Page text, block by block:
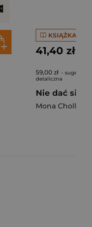
KSIĄŻKA
41,40 zł
59,00 zł -
detaliczna
Mona Chollet